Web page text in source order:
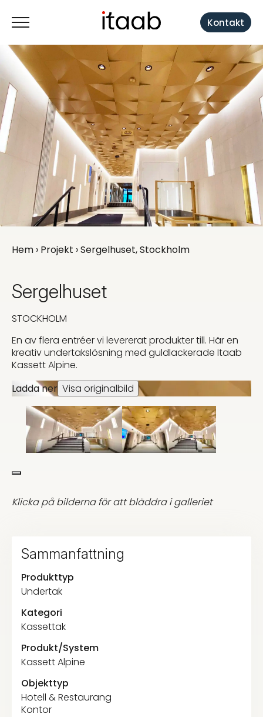
Kontakt
Hem › Projekt › Sergelhuset, Stockholm
Sergelhuset
STOCKHOLM
En av flera entréer vi levererat produkter till. Här en
kreativ undertakslösning med guldlackerade Itaab
Kassett Alpine.
Ladda ner Visa originalbild
Klicka på bilderna för att bläddra i galleriet
Sammanfattning
Produkttyp
Undertak
Kategori
Kassettak
Produkt/System
Kassett Alpine
Objekttyp
Hotell & Restaurang
Kontor